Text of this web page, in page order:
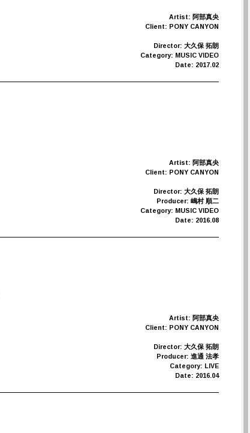
Artist: 阿部真央
Client: PONY CANYON
Director: 大久保 拓朗
Category: MUSIC VIDEO
Date: 2017.02
Artist: 阿部真央
Client: PONY CANYON
Director: 大久保 拓朗
Producer: 嶋村 順二
Category: MUSIC VIDEO
Date: 2016.08
Artist: 阿部真央
Client: PONY CANYON
Director: 大久保 拓朗
Producer: 進通 法孝
Category: LIVE
Date: 2016.04